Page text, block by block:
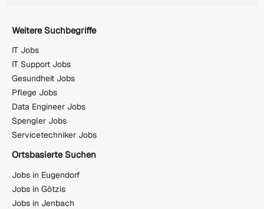
Weitere Suchbegriffe
IT Jobs
IT Support Jobs
Gesundheit Jobs
Pflege Jobs
Data Engineer Jobs
Spengler Jobs
Servicetechniker Jobs
Ortsbasierte Suchen
Jobs in Eugendorf
Jobs in Götzis
Jobs in Jenbach